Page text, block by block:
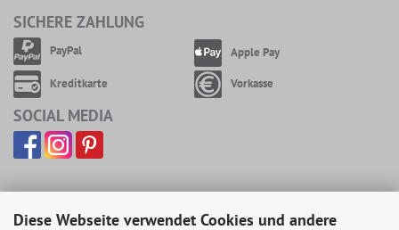
Diese Webseite verwendet Cookies und andere
SICHERE ZAHLUNG
PayPal Apple Pay
Kreditkarte Vorkasse
SOCIAL MEDIA